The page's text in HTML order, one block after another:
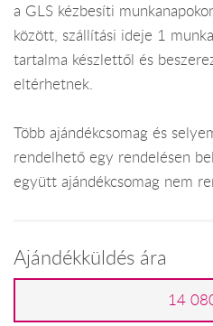
a GLS kézbesíti
között, szállítási ideje 1
tartalma készlettől és
eltérhetnek.
Több ajándékcsomag és
rendelhető egy rendelésen
együtt ajándékcsomag nem
Ajándékküldés ára
14